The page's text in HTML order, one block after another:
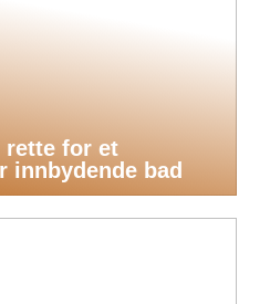
for et
innbydende bad